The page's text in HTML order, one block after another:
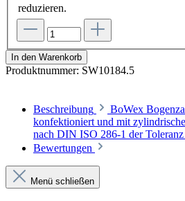
reduzieren.
In den Warenkorb
Produktnummer: SW10184.5
Beschreibung
BoWex
konfektioniert und mit
nach DIN ISO 286-1 der
Bewertungen
Menü schließen